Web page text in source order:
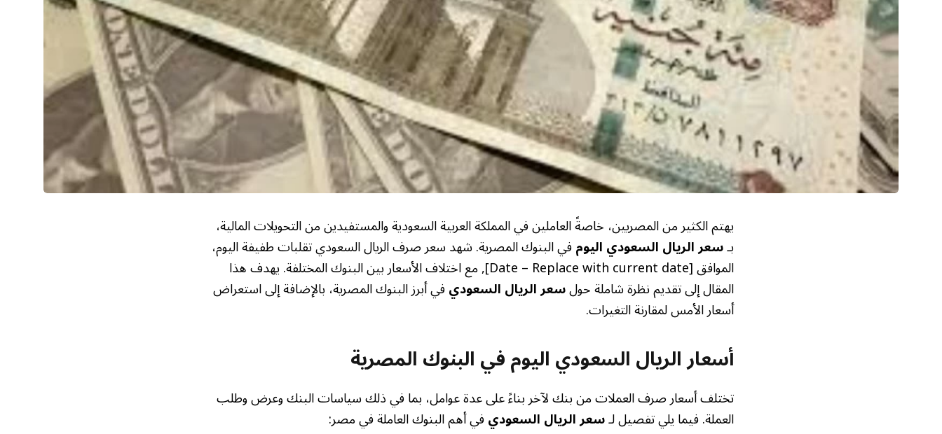
يهتم الكثير من المصريين، خاصةً العاملين في المملكة العربية السعودية والمستفيدين من التحويلات المالية،
بـسعر الريال السعودي اليومفي البنوك المصرية. شهد سعر صرف الريال السعودي تقلبات طفيفة اليوم،
الموافق [Date – Replace with current date], مع اختلاف الأسعار بين البنوك المختلفة. يهدف هذا
المقال إلى تقديم نظرة شاملة حولسعر الريال السعوديفي أبرز البنوك المصرية، بالإضافة إلى استعراض
أسعار الأمس لمقارنة التغيرات.
أسعار الريال السعودي اليوم في البنوك المصرية
تختلف أسعار صرف العملات من بنك لآخر بناءً على عدة عوامل، بما في ذلك سياسات البنك وعرض وطلب
العملة. فيما يلي تفصيل لـسعر الريال السعوديفي أهم البنوك العاملة في مصر: